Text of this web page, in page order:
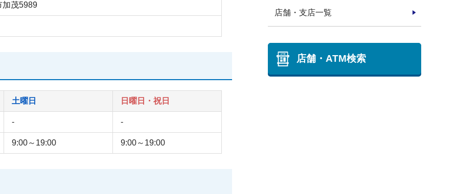
茂5989
土曜日 日曜日・祝日
- -
9:00～19:00 9:00～19:00
店舗・支店一覧
店舗・ATM検索